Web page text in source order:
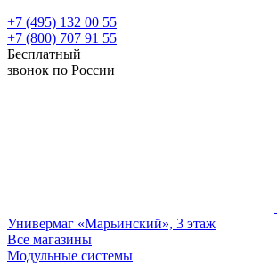
+7 (495) 132 00 55
+7 (800) 707 91 55
Бесплатный
звонок по России
Универмаг «Марьинский», 3 этаж
Все магазины
Модульные системы